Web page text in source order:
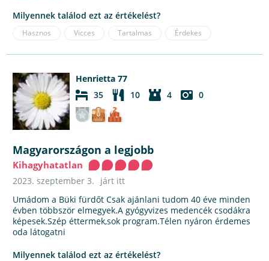
Milyennek találod ezt az értékelést?
Hasznos Vicces Tartalmas Érdekes
Henrietta 77
35
10 4 0
Magyarországon a legjobb
Kihagyhatatlan
2023. szeptember 3.
járt itt
Umádom a Büki fürdőt Csak ajánlani tudom 40 éve minden
évben többször elmegyek.A gyógyvizes medencék csodákra
képesek.Szép éttermek,sok program.Télen nyáron érdemes
oda látogatni
Milyennek találod ezt az értékelést?